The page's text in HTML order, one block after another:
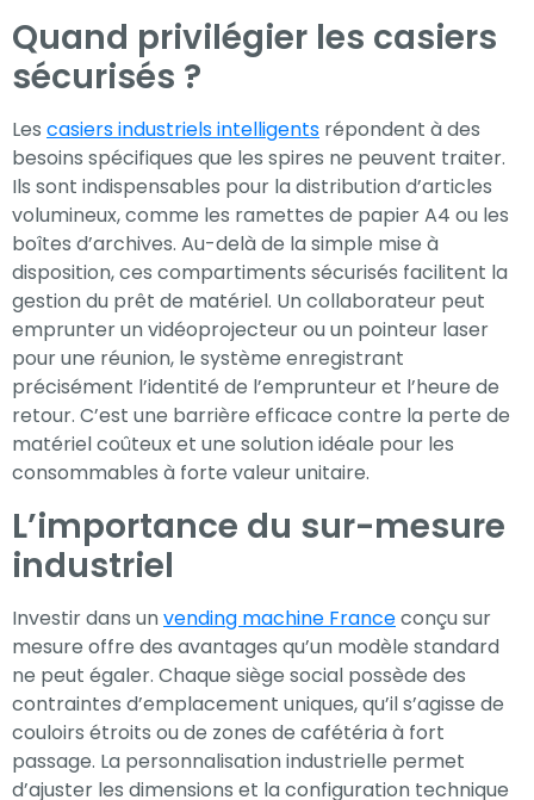
Quand privilégier les casiers
sécurisés ?
Les casiers industriels intelligents répondent à des
besoins spécifiques que les spires ne peuvent traiter.
Ils sont indispensables pour la distribution d’articles
volumineux, comme les ramettes de papier A4 ou les
boîtes d’archives. Au-delà de la simple mise à
disposition, ces compartiments sécurisés facilitent la
gestion du prêt de matériel. Un collaborateur peut
emprunter un vidéoprojecteur ou un pointeur laser
pour une réunion, le système enregistrant
précisément l’identité de l’emprunteur et l’heure de
retour. C’est une barrière efficace contre la perte de
matériel coûteux et une solution idéale pour les
consommables à forte valeur unitaire.
L’importance du sur-mesure
industriel
Investir dans unvending machine Franceconçu sur
mesure offre des avantages qu’un modèle standard
ne peut égaler. Chaque siège social possède des
contraintes d’emplacement uniques, qu’il s’agisse de
couloirs étroits ou de zones de cafétéria à fort
passage. La personnalisation industrielle permet
d’ajuster les dimensions et la configuration technique